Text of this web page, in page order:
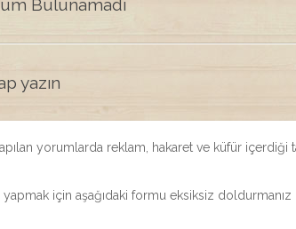
Bulunamadı
yazın
yorumlarda reklam, hakaret ve küfür
için aşağıdaki formu eksiksiz doldurmanız